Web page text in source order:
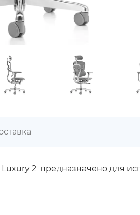
2 предназначено для